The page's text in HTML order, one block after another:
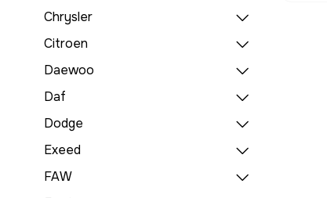
Chrysler
Citroen
Daewoo
Daf
Dodge
Exeed
FAW